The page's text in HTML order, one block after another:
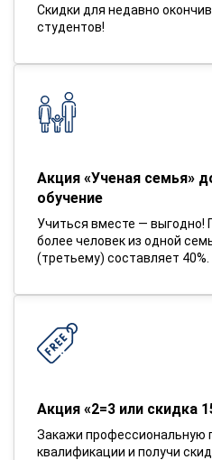
Скидки для недавно
студентов!
Акция «Ученая семья»
обучение
Учиться вместе — выгодно!
более человек из одной
(третьему) составляет 40%.
Акция «2=3 или скидка
Закажи профессиональную
квалификации и получи